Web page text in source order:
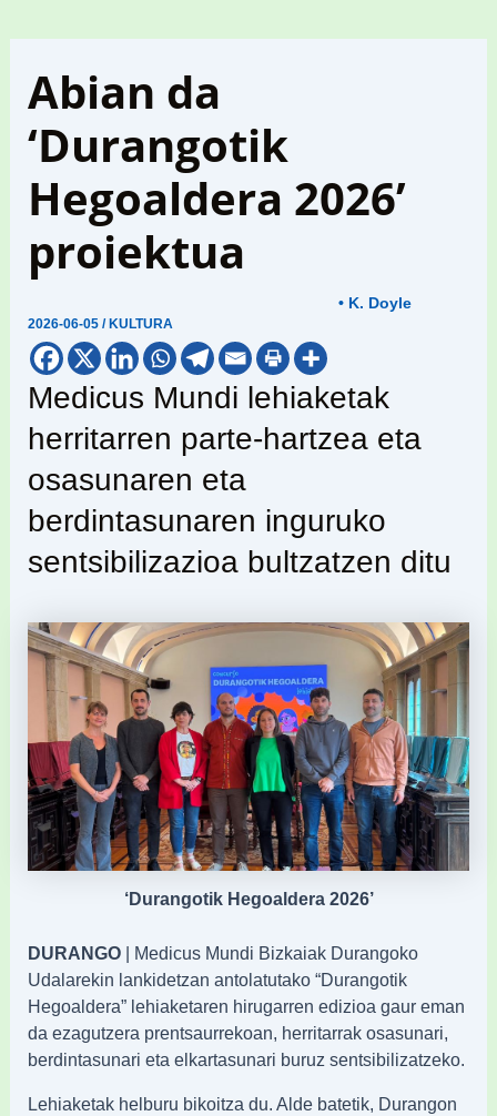
Abian da
‘Durangotik
Hegoaldera 2026’
proiektua
2026-06-05/ KULTURA
• K. Doyle
Medicus Mundi lehiaketak
herritarren parte-hartzea eta
osasunaren eta
berdintasunaren inguruko
sentsibilizazioa bultzatzen ditu
‘Durangotik Hegoaldera 2026’
DURANGO | Medicus Mundi Bizkaiak Durangoko
Udalarekin lankidetzan antolatutako “Durangotik
Hegoaldera” lehiaketaren hirugarren edizioa gaur eman
da ezagutzera prentsaurrekoan, herritarrak osasunari,
berdintasunari eta elkartasunari buruz sentsibilizatzeko.
Lehiaketak helburu bikoitza du. Alde batetik, Durangon